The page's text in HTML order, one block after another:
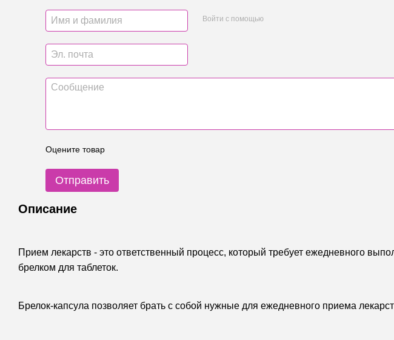
Войти с помощью
Оцените товар
Отправить
Описание
Прием лекарств - это ответственный процесс, который требует ежедневного
брелком для таблеток.
Брелок-капсула позволяет брать с собой нужные для ежедневного приема